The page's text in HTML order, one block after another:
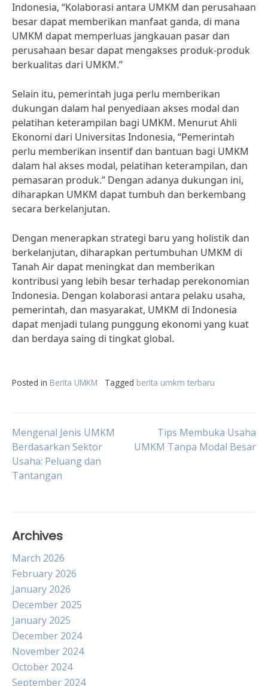
Indonesia, “Kolaborasi antara UMKM dan perusahaan
besar dapat memberikan manfaat ganda, di mana
UMKM dapat memperluas jangkauan pasar dan
perusahaan besar dapat mengakses produk-produk
berkualitas dari UMKM.”
Selain itu, pemerintah juga perlu memberikan
dukungan dalam hal penyediaan akses modal dan
pelatihan keterampilan bagi UMKM. Menurut Ahli
Ekonomi dari Universitas Indonesia, “Pemerintah
perlu memberikan insentif dan bantuan bagi UMKM
dalam hal akses modal, pelatihan keterampilan, dan
pemasaran produk.” Dengan adanya dukungan ini,
diharapkan UMKM dapat tumbuh dan berkembang
secara berkelanjutan.
Dengan menerapkan strategi baru yang holistik dan
berkelanjutan, diharapkan pertumbuhan UMKM di
Tanah Air dapat meningkat dan memberikan
kontribusi yang lebih besar terhadap perekonomian
Indonesia. Dengan kolaborasi antara pelaku usaha,
pemerintah, dan masyarakat, UMKM di Indonesia
dapat menjadi tulang punggung ekonomi yang kuat
dan berdaya saing di tingkat global.
Posted in Berita UMKM Tagged berita umkm terbaru
Post
navigation
Mengenal Jenis UMKM
Berdasarkan Sektor
Usaha: Peluang dan
Tantangan
Tips Membuka Usaha
UMKM Tanpa Modal Besar
Archives
March 2026
February 2026
January 2026
December 2025
January 2025
December 2024
November 2024
October 2024
September 2024